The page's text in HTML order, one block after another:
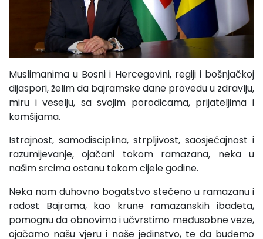
Muslimanima u Bosni i Hercegovini, regiji i bošnjačkoj
dijaspori, želim da bajramske dane provedu u zdravlju,
miru i veselju, sa svojim porodicama, prijateljima i
komšijama.
Istrajnost, samodisciplina, strpljivost, saosjećajnost i
razumijevanje, ojačani tokom ramazana, neka u
našim srcima ostanu tokom cijele godine.
Neka nam duhovno bogatstvo stečeno u ramazanu i
radost Bajrama, kao krune ramazanskih ibadeta,
pomognu da obnovimo i učvrstimo međusobne veze,
ojačamo našu vjeru i naše jedinstvo, te da budemo